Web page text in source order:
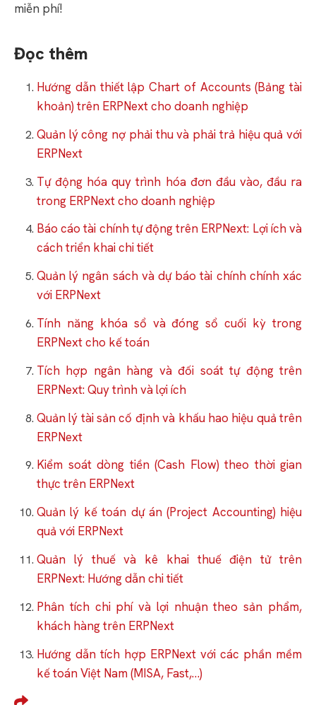
miễn phí!
Đọc thêm
Hướng dẫn thiết lập Chart of Accounts (Bảng tài
khoản) trên ERPNext cho doanh nghiệp
Quản lý công nợ phải thu và phải trả hiệu quả với
ERPNext
Tự động hóa quy trình hóa đơn đầu vào, đầu ra
trong ERPNext cho doanh nghiệp
Báo cáo tài chính tự động trên ERPNext: Lợi ích và
cách triển khai chi tiết
Quản lý ngân sách và dự báo tài chính chính xác
với ERPNext
Tính năng khóa sổ và đóng sổ cuối kỳ trong
ERPNext cho kế toán
Tích hợp ngân hàng và đối soát tự động trên
ERPNext: Quy trình và lợi ích
Quản lý tài sản cố định và khấu hao hiệu quả trên
ERPNext
Kiểm soát dòng tiền (Cash Flow) theo thời gian
thực trên ERPNext
Quản lý kế toán dự án (Project Accounting) hiệu
quả với ERPNext
Quản lý thuế và kê khai thuế điện tử trên
ERPNext: Hướng dẫn chi tiết
Phân tích chi phí và lợi nhuận theo sản phẩm,
khách hàng trên ERPNext
Hướng dẫn tích hợp ERPNext với các phần mềm
kế toán Việt Nam (MISA, Fast,…)